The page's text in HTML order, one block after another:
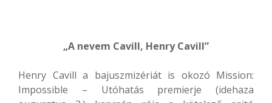
„A nevem Cavill, Henry Cavill”
Henry Cavill a bajuszmizériát is okozó Mission:
Impossible – Utóhatás premierje (idehaza